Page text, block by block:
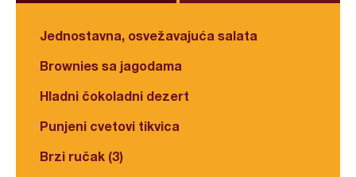
Jednostavna, osvežavajuća salata
Brownies sa jagodama
Hladni čokoladni dezert
Punjeni cvetovi tikvica
Brzi ručak (3)